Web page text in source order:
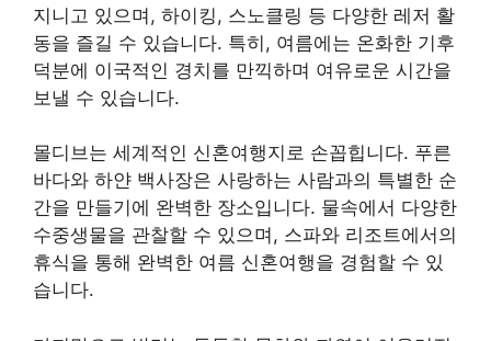
지니고 있으며, 하이킹, 스노클링 등 다양한 레저 활
동을 즐길 수 있습니다. 특히, 여름에는 온화한 기후
덕분에 이국적인 경치를 만끽하며 여유로운 시간을
보낼 수 있습니다.
몰디브는 세계적인 신혼여행지로 손꼽힙니다. 푸른
바다와 하얀 백사장은 사랑하는 사람과의 특별한 순
간을 만들기에 완벽한 장소입니다. 물속에서 다양한
수중생물을 관찰할 수 있으며, 스파와 리조트에서의
휴식을 통해 완벽한 여름 신혼여행을 경험할 수 있
습니다.